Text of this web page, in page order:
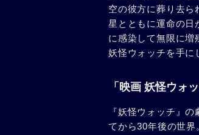
空の彼方に葬り去
星とともに運命の日
に感染して無限に増
妖怪ウォッチを手
「映画 妖怪ウォ
『妖怪ウォッチ』
てから30年後の世